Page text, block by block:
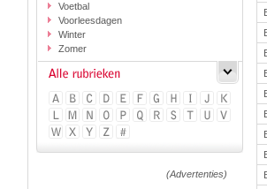
Voetbal
Voorleesdagen
Winter
Zomer
(Advertenties)